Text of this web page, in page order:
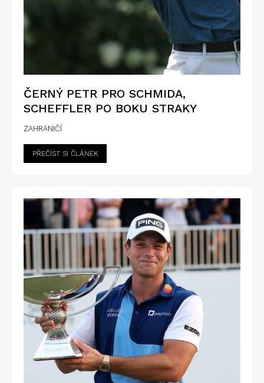
ČERNÝ PETR PRO SCHMIDA,
SCHEFFLER PO BOKU STRAKY
ZAHRANIČÍ
PŘEČÍST SI ČLÁNEK